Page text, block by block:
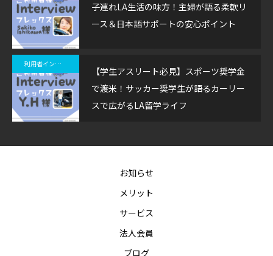
子連れLA生活の味方！主婦が語る柔軟リ
ース＆日本語サポートの安心ポイント
利用者インタビュー
【学生アスリート必見】スポーツ奨学金
で渡米！サッカー奨学生が語るカーリー
スで広がるLA留学ライフ
お知らせ
メリット
サービス
法人会員
ブログ